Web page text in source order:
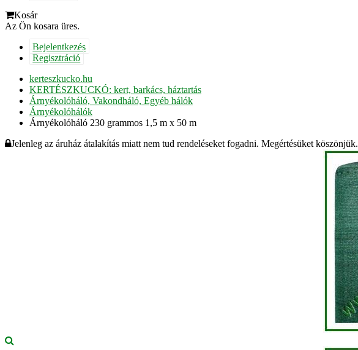
Kosár
Az Ön kosara üres.
Bejelentkezés
Regisztráció
kerteszkucko.hu
KERTÉSZKUCKÓ: kert, barkács, háztartás
Árnyékolóháló, Vakondháló, Egyéb hálók
Árnyékolóhálók
Árnyékolóháló 230 grammos 1,5 m x 50 m
Jelenleg az áruház átalakítás miatt nem tud rendeléseket fogadni. Megértésüket köszönjük.